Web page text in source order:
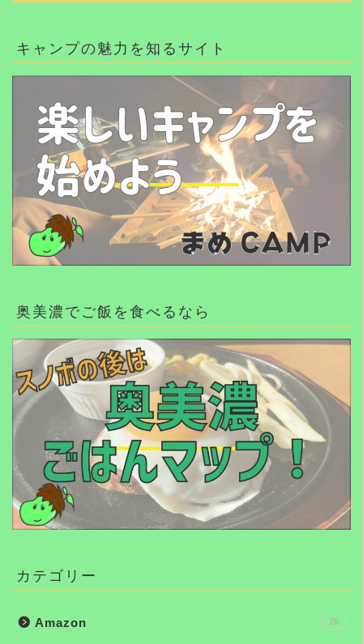
キャンプの魅力を知るサイト
奥美濃でご飯を食べるなら
カテゴリー
Amazon 26